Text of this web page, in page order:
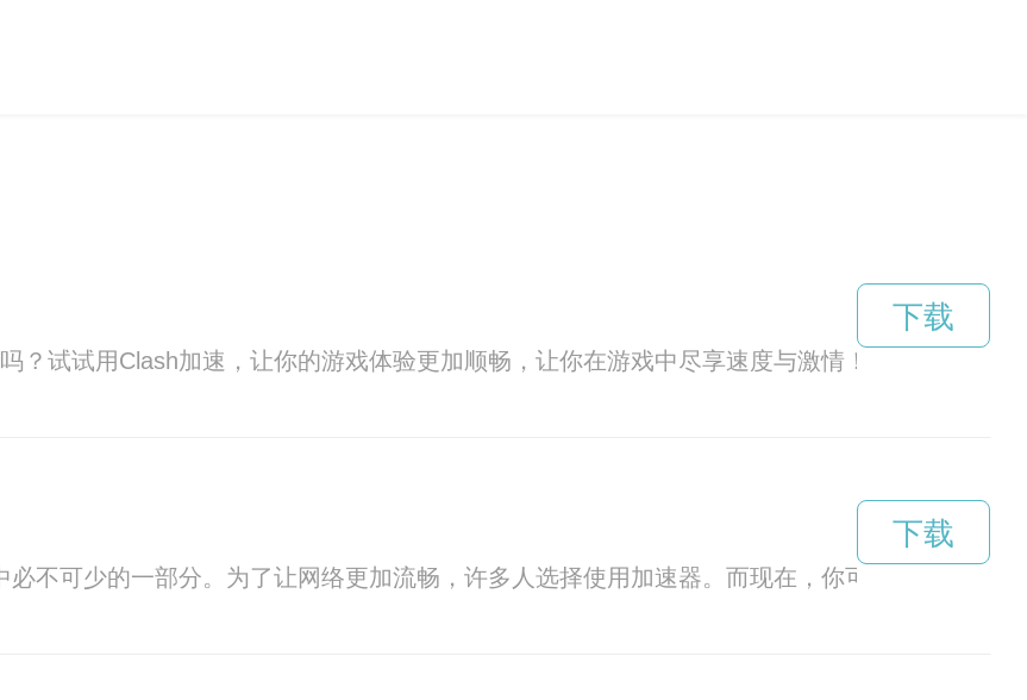
？试试用Clash加速，让你的游戏体验更加顺畅，让你在游戏中尽享速度与激情！
下载
不可少的一部分。为了让网络更加流畅，许多人选择使用加速器。而现在，你可以免费试用加
下载